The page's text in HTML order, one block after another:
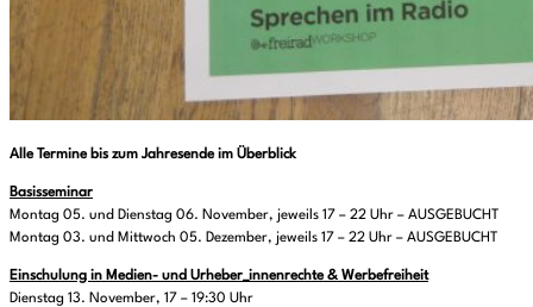
Alle Termine bis zum Jahresende im Überblick
Basisseminar
Montag 05. und Dienstag 06. November, jeweils 17 – 22 Uhr – AUSGEBUCHT
Montag 03. und Mittwoch 05. Dezember, jeweils 17 – 22 Uhr – AUSGEBUCHT
Einschulung in Medien- und Urheber_innenrechte & Werbefreiheit
Dienstag 13. November, 17 – 19:30 Uhr